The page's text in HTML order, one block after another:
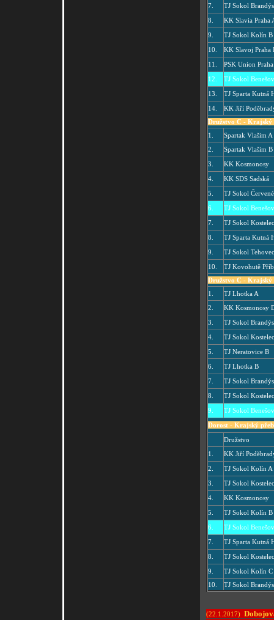
7.
TJ Sokol
8.
KK Slavia Praha
9.
TJ Sokol Kolín B
10.
KK Slavoj Praha
11.
PSK Union
12.
TJ Sokol
13.
TJ Sparta Kutná
14.
KK Jiří
Družstvo C -
1.
Spartak Vlašim A
2.
Spartak Vlašim B
3.
KK Kosmonosy
4.
KK SDS Sadská
5.
TJ Sokol
6.
TJ Sokol
7.
TJ Sokol
8.
TJ Sparta Kutná
9.
TJ Sokol
10.
TJ Kovohutě
Družstvo C -
1.
TJ Lhotka A
2.
KK Kosmonosy
3.
TJ Sokol
4.
TJ Sokol
5.
TJ Neratovice B
6.
TJ Lhotka B
7.
TJ Sokol
8.
TJ Sokol
9.
TJ Sokol
Dorost - Krajský
Družstvo
1.
KK Jiří
2.
TJ Sokol Kolín A
3.
TJ Sokol
4.
KK Kosmonosy
5.
TJ Sokol Kolín B
6.
TJ Sokol Benešov
7.
TJ Sparta Kutná
8.
TJ Sokol
9.
TJ Sokol Kolín C
10.
TJ Sokol
(22.1.2017)